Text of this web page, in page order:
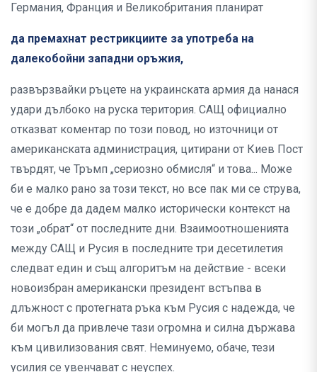
Германия, Франция и Великобритания планират
да премахнат рестрикциите за употреба на
далекобойни западни оръжия,
развързвайки ръцете на украинската армия да нанася
удари дълбоко на руска територия. САЩ официално
отказват коментар по този повод, но източници от
американската администрация, цитирани от Киев Пост
твърдят, че Тръмп „сериозно обмисля“ и това... Може
би е малко рано за този текст, но все пак ми се струва,
че е добре да дадем малко исторически контекст на
този „обрат“ от последните дни. Взаимоотношенията
между САЩ и Русия в последните три десетилетия
следват един и същ алгоритъм на действие - всеки
новоизбран американски президент встъпва в
длъжност с протегната ръка към Русия с надежда, че
би могъл да привлече тази огромна и силна държава
към цивилизования свят. Неминуемо, обаче, тези
усилия се увенчават с неуспех.